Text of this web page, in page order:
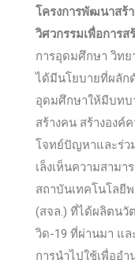
โครงการพัฒนาสร้
วิศวกรรมเพื่อการ
การอุดมศึกษา วิทย
ได้มีนโยบายที่ผลัก
อุดมศึกษาให้มีบทบ
สร้างคน สร้างองค์
โจทย์ปัญหาและร่ว
เล็งเห็นความสาม
สถาบันเทคโนโลยี
(สจล.) ที่ได้ผลิตนวั
วิด-19 ที่ผ่านมา แ
การนำไปใช้เพื่ออ